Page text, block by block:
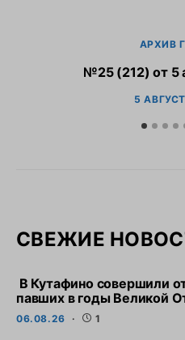
АРХИВ
№25 (212) от 5
5
СВЕЖИЕ
В Кутафино совершили
павших в годы Великой
06.08.26 1